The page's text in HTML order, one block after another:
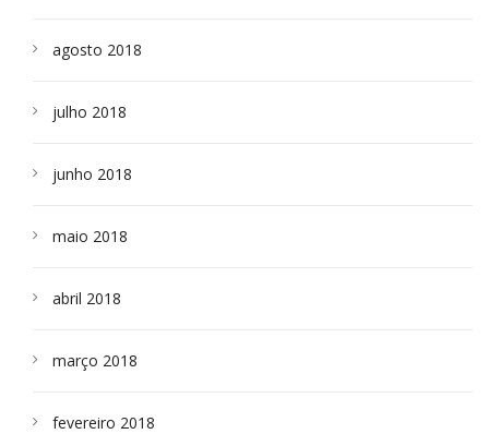
agosto 2018
julho 2018
junho 2018
maio 2018
abril 2018
março 2018
fevereiro 2018